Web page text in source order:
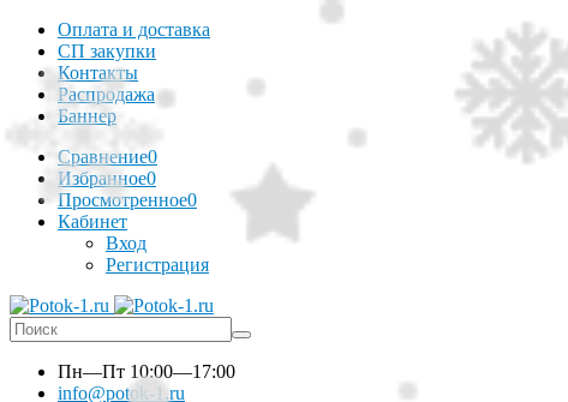
Оплата и доставка
СП закупки
Контакты
Распродажа
Баннер
Сравнение0
Избранное0
Просмотренное0
Кабинет
Вход
Регистрация
Пн—Пт 10:00—17:00
info@potok-1.ru